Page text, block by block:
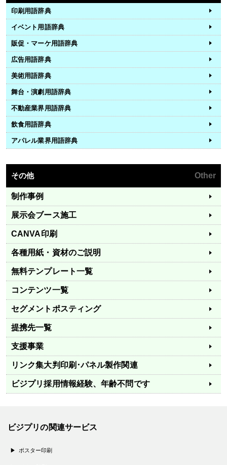
印刷用語辞典
イベント用語辞典
販促・マーケ用語辞典
広告用語辞典
美術用語辞典
舞台・演劇用語辞典
不動産業界用語辞典
飲食用語辞典
アパレル業界用語辞典
その他 Other
制作事例
展示会ブース施工
CANVA印刷
各種用紙・資材のご説明
無料テンプレート一覧
コンテンツ一覧
セグメントポスティング
提携先一覧
支援事業
リンク集大判印刷･パネル製作関連
ビジプリ採用情報経験、年齢不問です
ビジプリの関連サービス
ポスター印刷